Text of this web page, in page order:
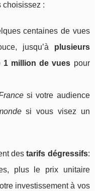
choisissez :
centaines de vues
jusqu’à plusieurs
1 million de vues pour
si votre audience
si vous visez un
destarifs dégressifs:
plus le prix unitaire
investissement à vos